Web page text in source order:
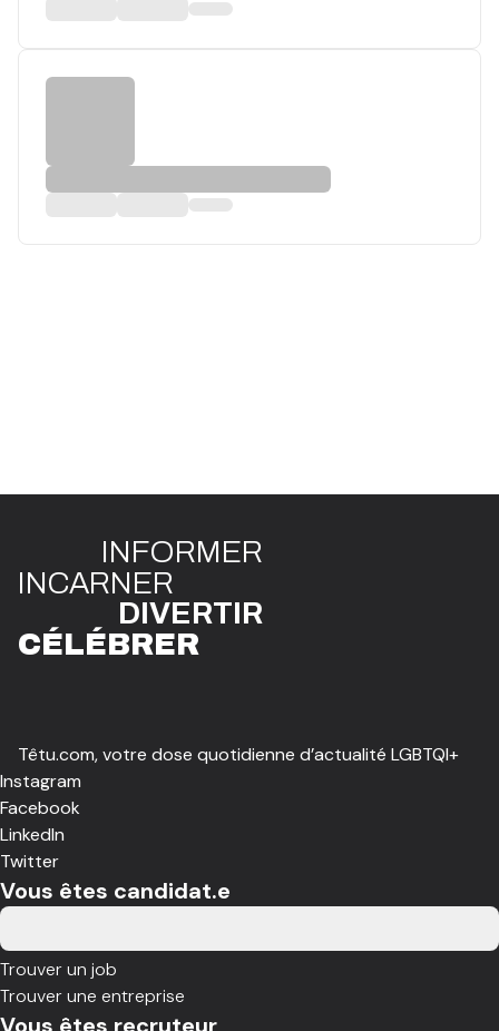
INFORMER
INCARNER
DIVERTIR
CÉLÉBRER
Têtu.com, votre dose quotidienne d’actualité LGBTQI+
Instagram
Facebook
LinkedIn
Twitter
Vous êtes candidat.e
Trouver un job
Trouver une entreprise